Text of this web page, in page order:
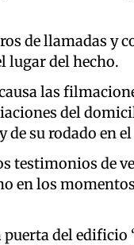
de llamadas y
lugar del hecho.
las
del
de su rodado en
testimonios de
en los
del edificio